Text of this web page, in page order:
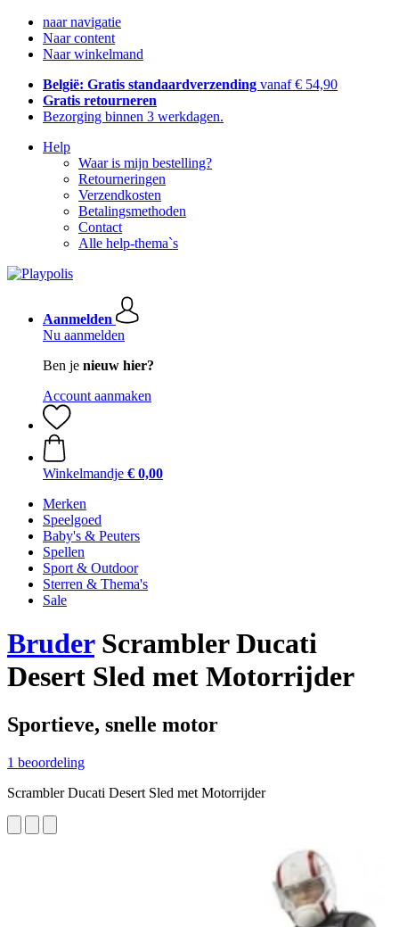
naar navigatie
Naar content
Naar winkelmand
België: Gratis standaardverzending vanaf € 54,90
Gratis retourneren
Bezorging binnen 3 werkdagen.
Help
Waar is mijn bestelling?
Retourneringen
Verzendkosten
Betalingsmethoden
Contact
Alle help-thema`s
Aanmelden
Nu aanmelden
Ben je nieuw hier?
Account aanmaken
Winkelmandje € 0,00
Merken
Speelgoed
Baby's & Peuters
Spellen
Sport & Outdoor
Sterren & Thema's
Sale
BruderScrambler Ducati
Desert Sled met Motorrijder
Sportieve, snelle motor
1 beoordeling
Scrambler Ducati Desert Sled met Motorrijder